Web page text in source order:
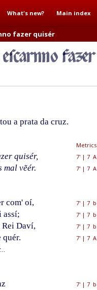
What's new? Main index
fazer quisér
a prata da cruz.
Metrics
quisér, 7'| 7 A
mal vẽér. 7'| 7 A
com' oí, 7'| 7 b
assí; 7'| 7 b
Rei Daví, 7'| 7 b
quér. 7'| 7 A
7'| 7 b